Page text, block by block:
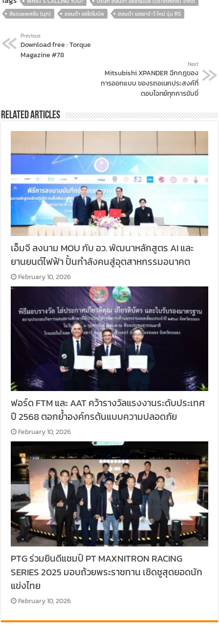
สีแดงแพสชั่น (มุก)
ฮอนด้า ออโตโมบิล ฮอนด้า เอชอาร์-วี ใหม่ รุ่น RS
Previous
Download free : Torque
Magazine #78
Next
Mitsubishi XPANDER ฉีกกฎของ
การออกแบบ ของรถอเนกประสงค์ที่
ตอบโจทย์ทุกการขับขี่
Related Articles
เอ็มจี ลงนาม MOU กับ อว. พัฒนาหลักสูตร AI และ
ยานยนต์ไฟฟ้า ปั้นกำลังคนสู่อุตสาหกรรมอนาคต
February 10, 2026
ฟอร์ด FTM และ AAT คว้ารางวัลแรงงานระดับประเทศ
ปี 2568 ตอกย้ำองค์กรต้นแบบความปลอดภัย
February 10, 2026
PTG ร่วมยินดีแชมป์ PT MAXNITRON RACING
SERIES 2025 มอบถ้วยพระราชทาน เชิดชูสุดยอดนัก
แข่งไทย
February 10, 2026